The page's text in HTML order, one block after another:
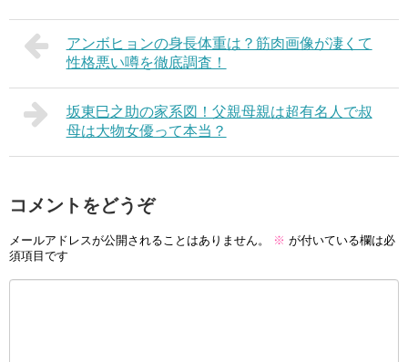
アンボヒョンの身長体重は？筋肉画像が凄くて
性格悪い噂を徹底調査！
坂東巳之助の家系図！父親母親は超有名人で叔
母は大物女優って本当？
コメントをどうぞ
メールアドレスが公開されることはありません。 ※ が付いている欄は必
須項目です